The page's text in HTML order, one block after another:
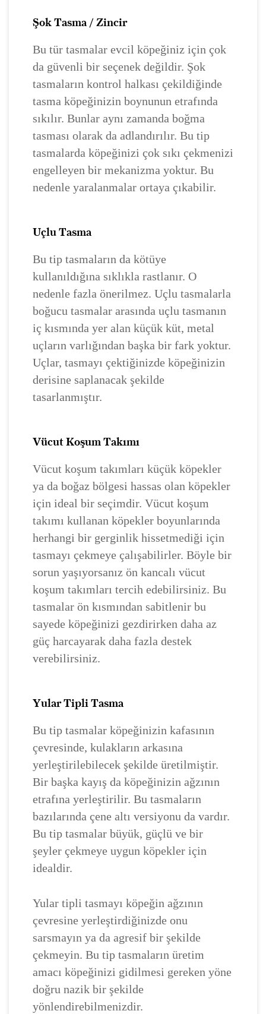
Şok Tasma / Zincir
Bu tür tasmalar evcil köpeğiniz için çok
da güvenli bir seçenek değildir. Şok
tasmaların kontrol halkası çekildiğinde
tasma köpeğinizin boynunun etrafında
sıkılır. Bunlar aynı zamanda boğma
tasması olarak da adlandırılır. Bu tip
tasmalarda köpeğinizi çok sıkı çekmenizi
engelleyen bir mekanizma yoktur. Bu
nedenle yaralanmalar ortaya çıkabilir.
Uçlu Tasma
Bu tip tasmaların da kötüye
kullanıldığına sıklıkla rastlanır. O
nedenle fazla önerilmez. Uçlu tasmalarla
boğucu tasmalar arasında uçlu tasmanın
iç kısmında yer alan küçük küt, metal
uçların varlığından başka bir fark yoktur.
Uçlar, tasmayı çektiğinizde köpeğinizin
derisine saplanacak şekilde
tasarlanmıştır.
Vücut Koşum Takımı
Vücut koşum takımları küçük köpekler
ya da boğaz bölgesi hassas olan köpekler
için ideal bir seçimdir. Vücut koşum
takımı kullanan köpekler boyunlarında
herhangi bir gerginlik hissetmediği için
tasmayı çekmeye çalışabilirler. Böyle bir
sorun yaşıyorsanız ön kancalı vücut
koşum takımları tercih edebilirsiniz. Bu
tasmalar ön kısmından sabitlenir bu
sayede köpeğinizi gezdirirken daha az
güç harcayarak daha fazla destek
verebilirsiniz.
Yular Tipli Tasma
Bu tip tasmalar köpeğinizin kafasının
çevresinde, kulakların arkasına
yerleştirilebilecek şekilde üretilmiştir.
Bir başka kayış da köpeğinizin ağzının
etrafına yerleştirilir. Bu tasmaların
bazılarında çene altı versiyonu da vardır.
Bu tip tasmalar büyük, güçlü ve bir
şeyler çekmeye uygun köpekler için
idealdir.
Yular tipli tasmayı köpeğin ağzının
çevresine yerleştirdiğinizde onu
sarsmayın ya da agresif bir şekilde
çekmeyin. Bu tip tasmaların üretim
amacı köpeğinizi gidilmesi gereken yöne
doğru nazik bir şekilde
yönlendirebilmenizdir.